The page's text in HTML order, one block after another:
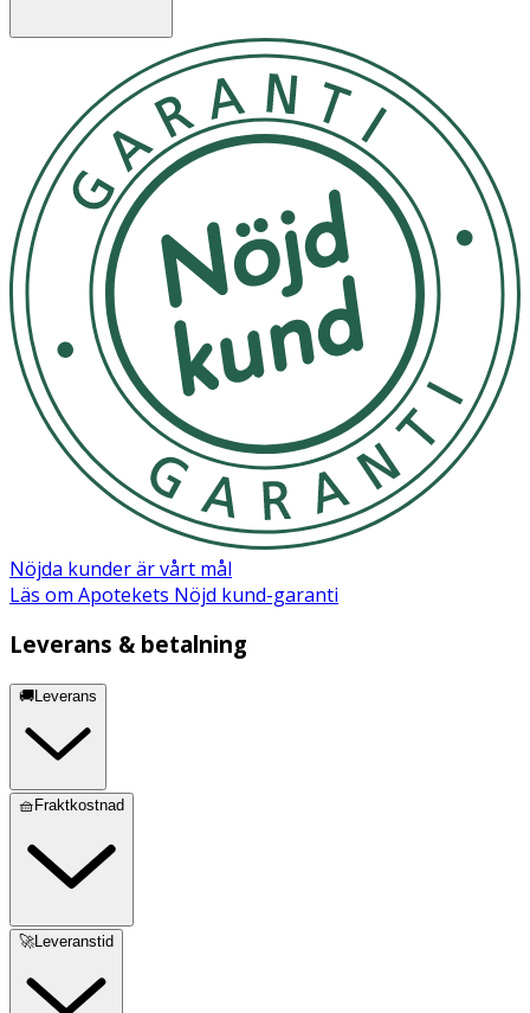
Nöjda kunder är vårt mål
Läs om Apotekets Nöjd kund-garanti
Leverans & betalning
🚚Leverans
🧺Fraktkostnad
🚀Leveranstid